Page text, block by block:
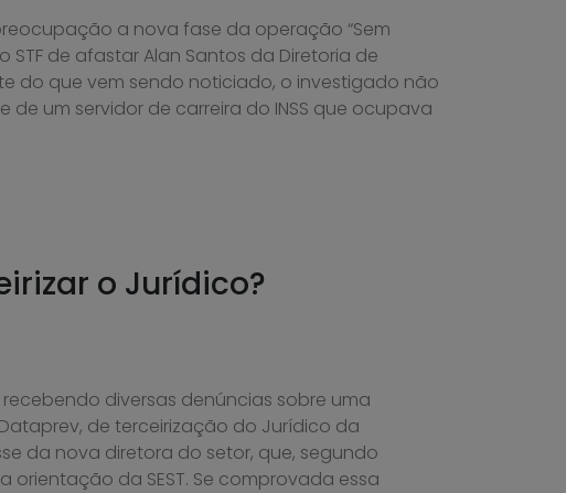
a nova fase da operação “Sem
de afastar Alan Santos da Diretoria de
do que vem sendo noticiado, o investigado não
um servidor de carreira do INSS que ocupava
o Jurídico?
diversas denúncias sobre uma
de terceirização do Jurídico da
da nova diretora do setor, que, segundo
da SEST. Se comprovada essa